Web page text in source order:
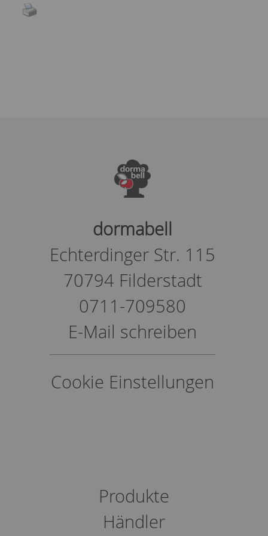
dormabell
Echterdinger Str. 115
70794 Filderstadt
0711-709580
E-Mail schreiben
Cookie Einstellungen
Produkte
Händler